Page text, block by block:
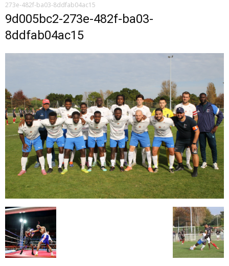
273e-482f-ba03-8ddfab04ac15
9d005bc2-273e-482f-ba03-
8ddfab04ac15